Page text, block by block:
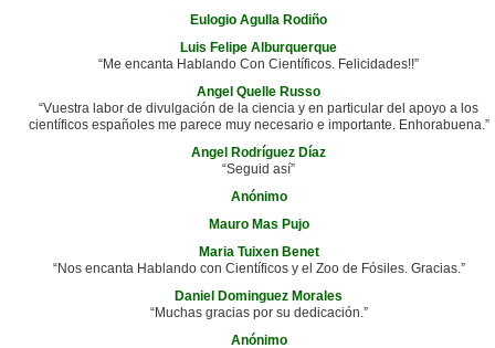
Eulogio Agulla Rodiño
Luis Felipe Alburquerque
“Me encanta Hablando Con Científicos. Felicidades!!”
Angel Quelle Russo
“Vuestra labor de divulgación de la ciencia y en particular del apoyo a los
científicos españoles me parece muy necesario e importante. Enhorabuena.”
Angel Rodríguez Díaz
“Seguid así”
Anónimo
Mauro Mas Pujo
Maria Tuixen Benet
“Nos encanta Hablando con Científicos y el Zoo de Fósiles. Gracias.”
Daniel Dominguez Morales
“Muchas gracias por su dedicación.”
Anónimo